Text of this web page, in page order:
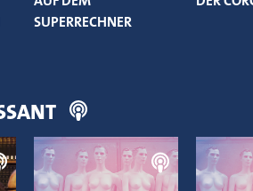
SUPERRECHNER